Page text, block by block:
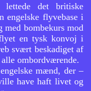
det britiske
engelske flyvebase i
med bombekurs mod
en tysk konvoj i
svært beskadiget af
ombordværende.
mænd, der –
have haft livet og